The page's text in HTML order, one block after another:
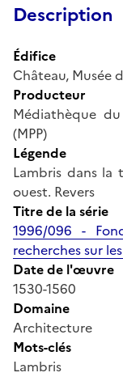
Description
Édifice
Château, Musée
Producteur
Médiathèque
(MPP)
Légende
Lambris dans la
ouest. Revers
Titre de la série
1996/096 -
recherches sur
Date de l'œuvre
1530-1560
Domaine
Architecture
Mots-clés
Lambris